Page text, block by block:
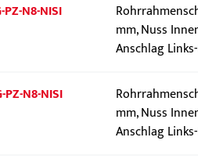
N8-NISI
mm, Nuss
Anschlag
N8-NISI
mm, Nuss
Anschlag